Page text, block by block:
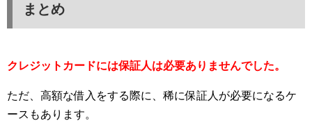
まとめ
クレジットカードには保証人は必要ありませんでした。
ただ、高額な借入をする際に、稀に保証人が必要になるケ
ースもあります。